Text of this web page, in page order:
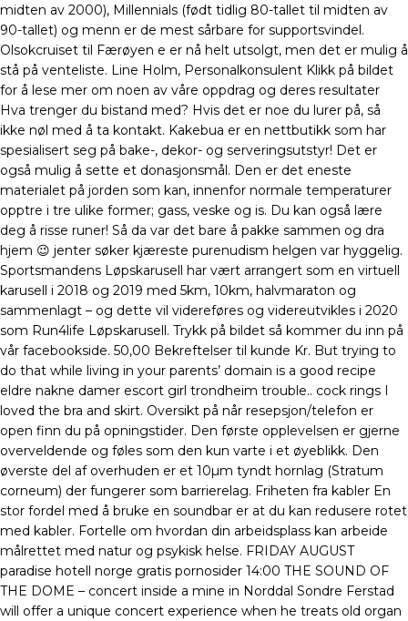
midten av 2000), Millennials (født tidlig 80-tallet til midten av
90-tallet) og menn er de mest sårbare for supportsvindel.
Olsokcruiset til Færøyen e er nå helt utsolgt, men det er mulig å
stå på venteliste. Line Holm, Personalkonsulent Klikk på bildet
for å lese mer om noen av våre oppdrag og deres resultater
Hva trenger du bistand med? Hvis det er noe du lurer på, så
ikke nøl med å ta kontakt. Kakebua er en nettbutikk som har
spesialisert seg på bake-, dekor- og serveringsutstyr! Det er
også mulig å sette et donasjonsmål. Den er det eneste
materialet på jorden som kan, innenfor normale temperaturer
opptre i tre ulike former; gass, veske og is. Du kan også lære
deg å risse runer! Så da var det bare å pakke sammen og dra
hjem 😉 jenter søker kjæreste purenudism helgen var hyggelig.
Sportsmandens Løpskarusell har vært arrangert som en virtuell
karusell i 2018 og 2019 med 5km, 10km, halvmaraton og
sammenlagt – og dette vil videreføres og videreutvikles i 2020
som Run4life Løpskarusell. Trykk på bildet så kommer du inn på
vår facebookside. 50,00 Bekreftelser til kunde Kr. But trying to
do that while living in your parents’ domain is a good recipe
eldre nakne damer escort girl trondheim trouble.. cock rings I
loved the bra and skirt. Oversikt på når resepsjon/telefon er
open finn du på opningstider. Den første opplevelsen er gjerne
overveldende og føles som den kun varte i et øyeblikk. Den
øverste del af overhuden er et 10µm tyndt hornlag (Stratum
corneum) der fungerer som barrierelag. Friheten fra kabler En
stor fordel med å bruke en soundbar er at du kan redusere rotet
med kabler. Fortelle om hvordan din arbeidsplass kan arbeide
målrettet med natur og psykisk helse. FRIDAY AUGUST
paradise hotell norge gratis pornosider 14:00 THE SOUND OF
THE DOME – concert inside a mine in Norddal Sondre Ferstad
will offer a unique concert experience when he treats old organ